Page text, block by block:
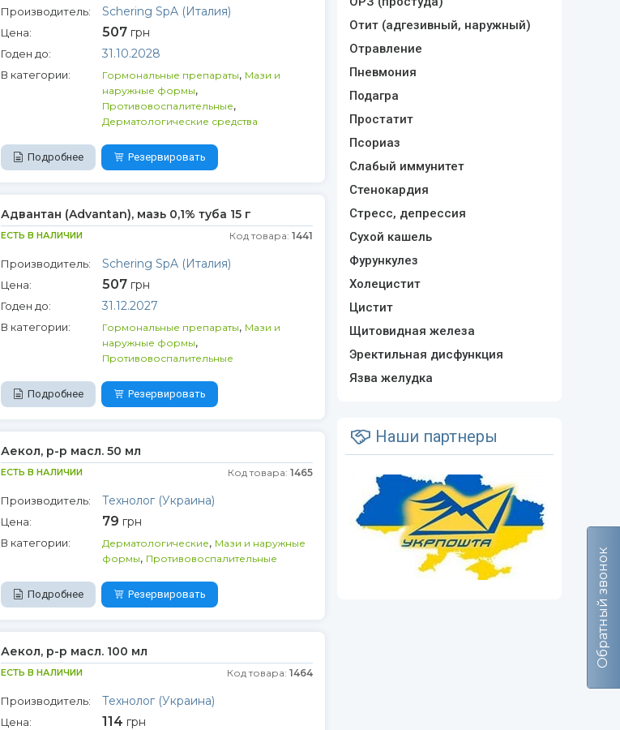
Производитель: Schering SpA (Италия)
Цена: 507грн
Годен до: 31.10.2028
В категории: Гормональные препараты, Мази и
наружные формы,
Противовоспалительные,
Дерматологические средства
Подробнее Резервировать
Адвантан (Advantan), мазь 0,1% туба 15 г
ЕСТЬ В НАЛИЧИИ Код товара: 1441
Производитель: Schering SpA (Италия)
Цена: 507грн
Годен до: 31.12.2027
В категории: Гормональные препараты, Мази и
наружные формы,
Противовоспалительные
Подробнее Резервировать
Аекол, р-р масл. 50 мл
ЕСТЬ В НАЛИЧИИ Код товара: 1465
Производитель: Технолог (Украина)
Цена: 79 грн
В категории: Дерматологические, Мази и наружные
формы, Противовоспалительные
Подробнее Резервировать
Аекол, р-р масл. 100 мл
ЕСТЬ В НАЛИЧИИ Код товара: 1464
Производитель: Технолог (Украина)
Цена: 114 грн
Отит (адгезивный, наружный)
Отравление
Пневмония
Подагра
Простатит
Псориаз
Слабый иммунитет
Стенокардия
Стресс, депрессия
Сухой кашель
Фурункулез
Холецистит
Цистит
Щитовидная железа
Эректильная дисфункция
Язва желудка
Наши партнеры
Обратный звонок